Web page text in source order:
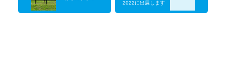
2022に出展します